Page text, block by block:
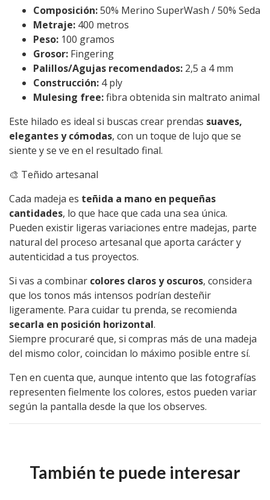
Composición:50% Merino SuperWash / 50% Seda
Metraje: 400 metros
Peso: 100 gramos
Grosor: Fingering
Palillos/Agujas recomendados: 2,5 a 4 mm
Construcción: 4 ply
Mulesing free:fibra obtenida sin maltrato animal
Este hilado es ideal si buscas crear prendas suaves,
elegantes y cómodas, con un toque de lujo que se
siente y se ve en el resultado final.
🎨 Teñido artesanal
Cada madeja es teñida a mano en pequeñas
cantidades, lo que hace que cada una sea única.
Pueden existir ligeras variaciones entre madejas, parte
natural del proceso artesanal que aporta carácter y
autenticidad a tus proyectos.
Si vas a combinar colores claros y oscuros, considera
que los tonos más intensos podrían desteñir
ligeramente. Para cuidar tu prenda, se recomienda
secarla en posición horizontal.
Siempre procuraré que, si compras más de una madeja
del mismo color, coincidan lo máximo posible entre sí.
Ten en cuenta que, aunque intento que las fotografías
representen fielmente los colores, estos pueden variar
según la pantalla desde la que los observes.
También te puede interesar